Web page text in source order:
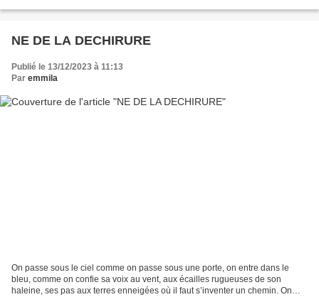
NE DE LA DECHIRURE
Publié le 13/12/2023 à 11:13
Par emmila
On passe sous le ciel comme on passe sous une porte, on entre dans le
bleu, comme on confie sa voix au vent, aux écailles rugueuses de son
haleine, ses pas aux terres enneigées où il faut s’inventer un chemin. On